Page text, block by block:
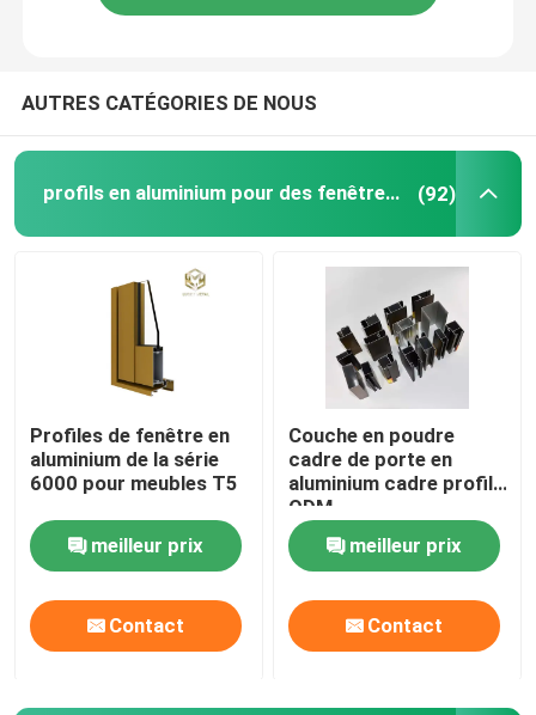
AUTRES CATÉGORIES DE NOUS
profils en aluminium pour des fenêtres et des portes (92)
Profiles de fenêtre en
aluminium de la série
6000 pour meubles T5
meilleur prix
Contact
Couche en poudre
cadre de porte en
aluminium cadre profilé
ODM
meilleur prix
Contact